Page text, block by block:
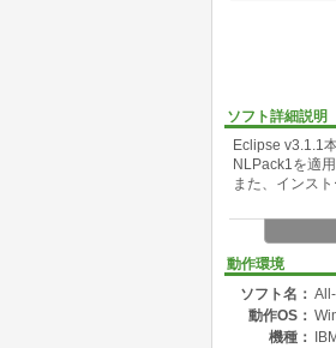
ソフト詳細説明
Eclipse v3.1.1
NLPack1を適
また、インス
動作環境
ソフト名：
動作OS：
機種：